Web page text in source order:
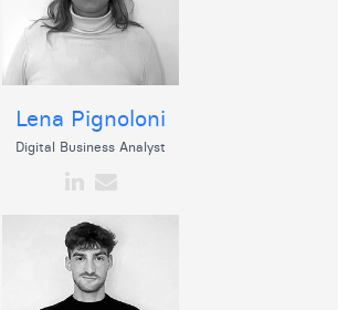
Lena Pignoloni
Digital Business Analyst